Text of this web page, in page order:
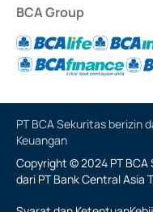
BCA Group
PT BCA Sekuritas berizin
Keuangan
Copyright © 2024 PT
dari PT Bank Central Asia